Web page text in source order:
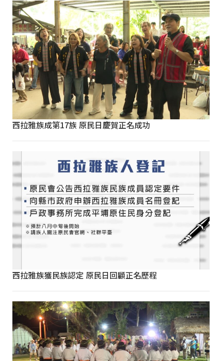
西拉雅族成第17族 原民日慶賀正名成功
西拉雅族獲民族認定 原民日回顧正名歷程